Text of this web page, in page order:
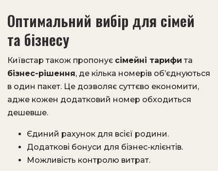
Оптимальний вибір для сімей
та бізнесу
Київстар також пропонує сімейні тарифи та
бізнес-рішення, де кілька номерів об’єднуються
в один пакет. Це дозволяє суттєво економити,
адже кожен додатковий номер обходиться
дешевше.
Єдиний рахунок для всієї родини.
Додаткові бонуси для бізнес-клієнтів.
Можливість контролю витрат.